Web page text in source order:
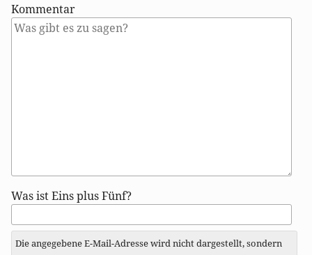
Kommentar
Antwort
Was ist Eins plus Fünf?
Die angegebene E-Mail-Adresse wird nicht dargestellt, sondern